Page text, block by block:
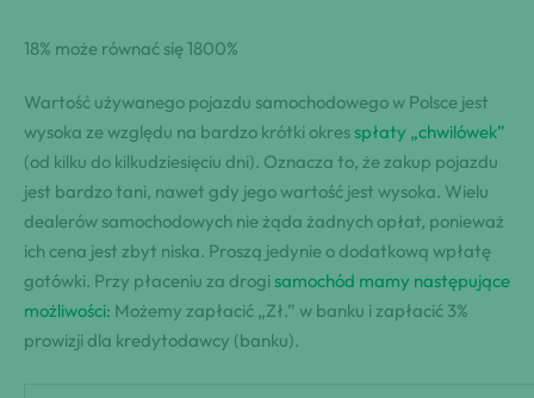
18% może równać się 1800%
Wartość używanego pojazdu samochodowego w Polsce jest
wysoka ze względu na bardzo krótki okresspłaty „chwilówek”
(od kilku do kilkudziesięciu dni). Oznacza to, że zakup pojazdu
jest bardzo tani, nawet gdy jego wartość jest wysoka. Wielu
dealerów samochodowych nie żąda żadnych opłat, ponieważ
ich cena jest zbyt niska. Proszą jedynie o dodatkową wpłatę
gotówki. Przy płaceniu za drogi samochód mamy następujące
możliwości: Możemy zapłacić „Zł.” w banku i zapłacić 3%
prowizji dla kredytodawcy (banku).